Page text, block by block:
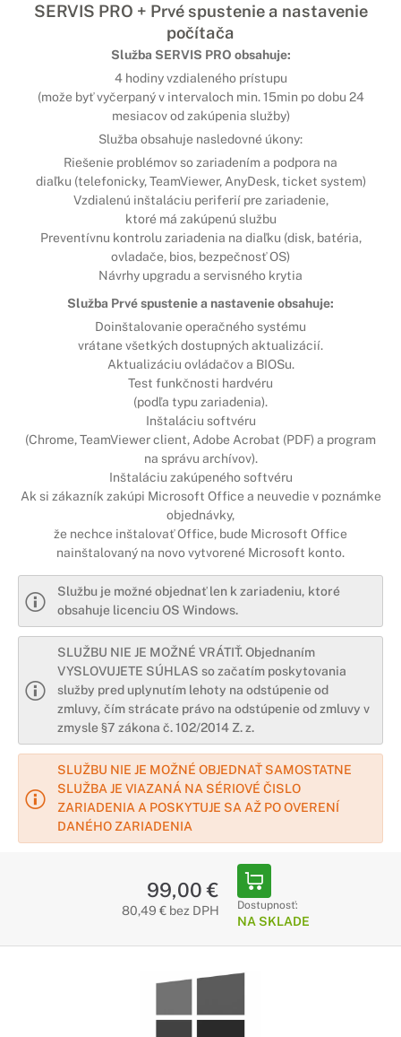
SERVIS PRO + Prvé spustenie a nastavenie
počítača
Služba SERVIS PRO obsahuje:
4 hodiny vzdialeného prístupu
(može byť vyčerpaný v intervaloch min. 15min po dobu 24
mesiacov od zakúpenia služby)
Služba obsahuje nasledovné úkony:
Riešenie problémov so zariadením a podpora na
diaľku (telefonicky, TeamViewer, AnyDesk, ticket system)
Vzdialenú inštaláciu periferií pre zariadenie,
ktoré má zakúpenú službu
Preventívnu kontrolu zariadenia na diaľku (disk, batéria,
ovladače, bios, bezpečnosť OS)
Návrhy upgradu a servisného krytia
Služba Prvé spustenie a nastavenie obsahuje:
Doinštalovanie operačného systému
vrátane všetkých dostupných aktualizácií.
Aktualizáciu ovládačov a BIOSu.
Test funkčnosti hardvéru
(podľa typu zariadenia).
Inštaláciu softvéru
(Chrome, TeamViewer client, Adobe Acrobat (PDF) a program
na správu archívov).
Inštaláciu zakúpeného softvéru
Ak si zákazník zakúpi Microsoft Office a neuvedie v poznámke
objednávky,
že nechce inštalovať Office, bude Microsoft Office
nainštalovaný na novo vytvorené Microsoft konto.
Službu je možné objednať len k zariadeniu, ktoré
obsahuje licenciu OS Windows.
SLUŽBU NIE JE MOŽNÉ VRÁTIŤ. Objednaním
VYSLOVUJETE SÚHLAS so začatím poskytovania
služby pred uplynutím lehoty na odstúpenie od
zmluvy, čím strácate právo na odstúpenie od zmluvy v
zmysle §7 zákona č. 102/2014 Z. z.
SLUŽBU NIE JE MOŽNÉ OBJEDNAŤ SAMOSTATNE
SLUŽBA JE VIAZANÁ NA SÉRIOVÉ ČISLO
ZARIADENIA A POSKYTUJE SA AŽ PO OVERENÍ
DANÉHO ZARIADENIA
99,00 €
80,49 € bez DPH Dostupnosť:
NA SKLADE